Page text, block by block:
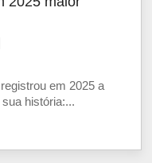
em 2025 a
história:...